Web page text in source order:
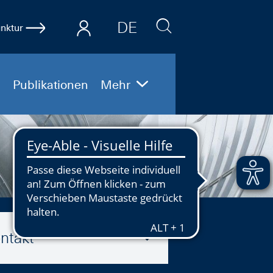
DE
EN
Mehr
Publikationen